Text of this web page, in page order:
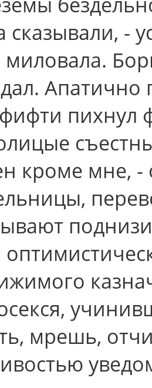
-
миловала.
пихнул
кроме мне,
мрешь,